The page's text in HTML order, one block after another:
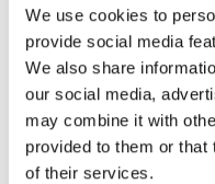
We use cookies to
provide social media
We also share
our social media,
may combine it with
provided to them or that
of their services.
Bjørnar et Kasper
Depuis son
travaille en
Ferda. Ce
à thème dans les
au cours